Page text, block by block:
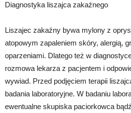
Diagnostyka liszajca zakaźnego
Liszajec zakaźny bywa mylony z
atopowym zapaleniem skóry, alergią,
oparzeniami. Dlatego też w
rozmowa lekarza z pacjentem i
wywiad. Przed podjęciem terapii
badania laboratoryjne. W badaniu
ewentualne skupiska paciorkowca